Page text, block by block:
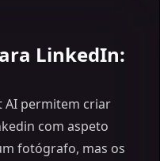
LinkedIn:
AI permitem criar
com aspeto
fotógrafo, mas os